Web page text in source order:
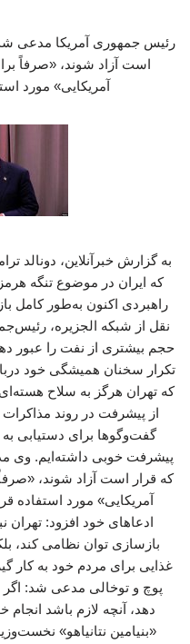
رئیس جمهوری آمریکا مدعی شد
است آزاد شوند، «صرفاً
آمریکایی» مورد
به گزارش خبرآنلاین، دونالد
که ایران در موضوع تنگه
راهبردی اکنون به‌طور کامل
نقل از شبکه الجزیره،
حجم بیشتری از نفت را عبور
تکرار سخنان همیشگی خود
که تهران هرگز به سلاح
از پیشرفت در روند مذاکرات
گفت‌وگوها برای دستیابی به
پیشرفت خوبی داشته‌ایم. وی
که قرار است آزاد شوند،
آمریکایی» مورد استفاده
ادعاهای خود افزود: تهران
بازسازی توان نظامی کند،
غذایی برای مردم خود به کار
پوچ و توخالی مدعی شد: اگر
دهد، آنچه لازم باشد انجام
«بنیامین نتانیاهو»